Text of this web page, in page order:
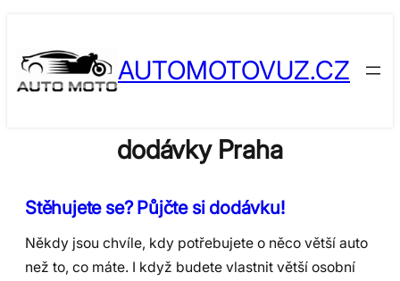
content
AUTOMOTOVUZ.CZ
dodávky Praha
​Stěhujete se? Půjčte si dodávku!
Někdy jsou chvíle, kdy potřebujete o něco větší auto
než to, co máte. I když budete vlastnit větší osobní